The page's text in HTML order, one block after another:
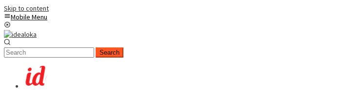
Skip to content
Mobile Menu
Search